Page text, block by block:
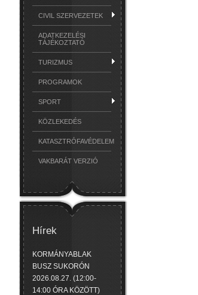
CIVIL SZERVEZETEK
ADATKEZELÉSI
TÁJÉKOZTATÓ
TURIZMUS
PROGRAMOK
SPORT
KÖZLEKEDÉS
KATASZTRÓFAVÉDELEM
VAKBARÁT VERZIÓ
Hírek
KORMÁNYABLAK
BUSZ SUKORÓN
2026.08.27. (12:00-
14:00 ÓRA KÖZÖTT)